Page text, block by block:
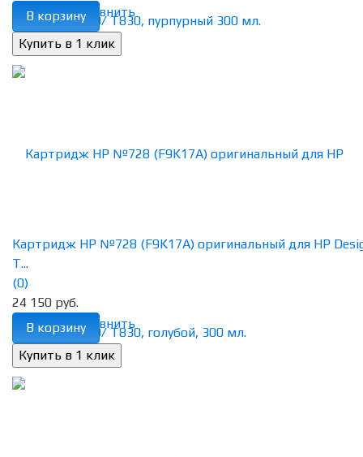
избранное сравнить
В корзину
избранное сравнить
Картридж HP №728 (F9K17A) оригинальный для HP
T...
(0)
24 150 руб.
В корзину